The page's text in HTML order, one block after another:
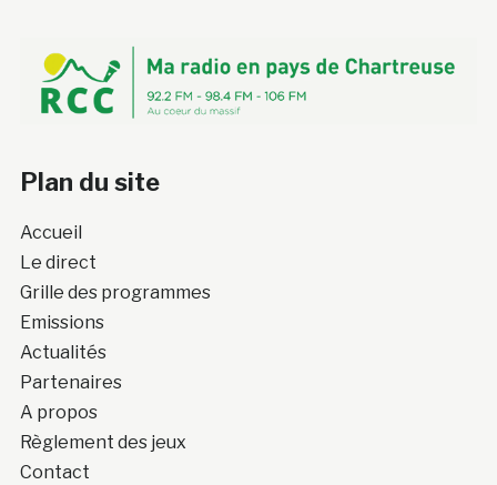
Plan du site
Accueil
Le direct
Grille des programmes
Emissions
Actualités
Partenaires
A propos
Règlement des jeux
Contact